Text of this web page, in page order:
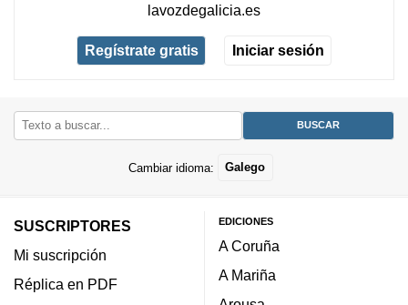
lavozdegalicia.es
Regístrate gratis Iniciar sesión
Cambiar idioma: Galego
SUSCRIPTORES
Mi suscripción
Réplica en PDF
EDICIONES
A Coruña
A Mariña